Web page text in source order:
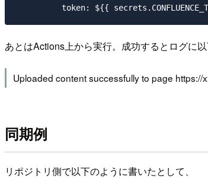
あとはActions上から実行。成功するとログに
Uploaded content successfully to page
同期例
リポジトリ側で以下のように書いたとして、